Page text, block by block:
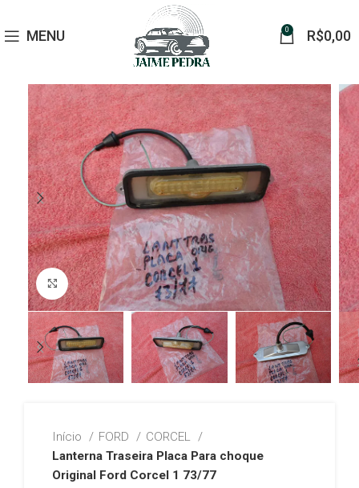
MENU 0 R$0,00
Click to enlarge
Início FORD
CORCEL
Lanterna Traseira Placa Para choque
Original Ford Corcel 1 73/77